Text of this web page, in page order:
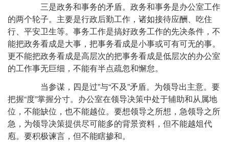
三是政务和事务的矛盾。政务和事务是办公室工作
的两个轮子。主要是行政后勤工作，诸如接待应酬、吃住
行、平安卫生等。事务工作是搞好政务工作的先决条件，不
能把政务看成是大事，把事务看成是小事或可有可无的事。
更不能把政务看成是高层次的把事务看成是低层次的办公室
的工作事无巨细，不能有半点疏忽和懈怠。
当参谋，四是过”与“不及”矛盾。为领导出主意。要
把握“度”掌握分寸。办公室在领导决策中处于辅助和从属地
位，不能缺位，也不能越位。要想领导之所想，急领导之所
急，为领导决策提供尽可能多的背景资料，但不能越俎代
庖。要积极谏言，但不能瞎掺和。